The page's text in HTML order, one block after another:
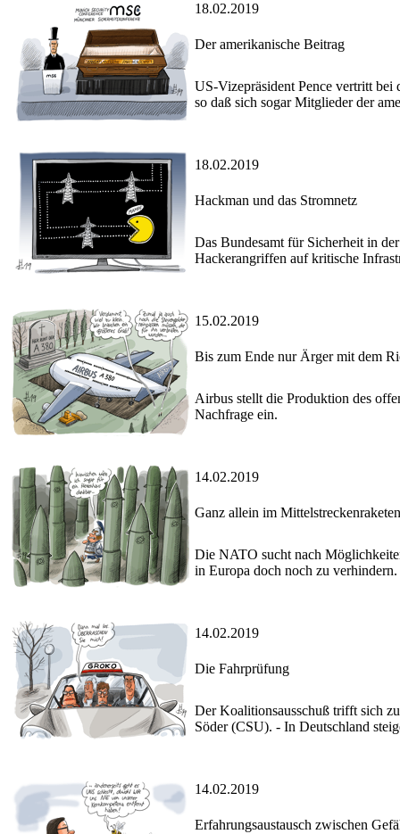
18.02.2019
Der amerikanische Beitrag
US-Vizepräsident Pence vertritt
so daß sich sogar Mitglieder der
18.02.2019
Hackman und das Stromnetz
Das Bundesamt für Sicherheit in
Hackerangriffen auf kritische
15.02.2019
Bis zum Ende nur Ärger mit dem
Airbus stellt die Produktion des
Nachfrage ein.
14.02.2019
Ganz allein im
Die NATO sucht nach
in Europa doch noch zu verhindern.
14.02.2019
Die Fahrprüfung
Der Koalitionsausschuß trifft sich
Söder (CSU). - In Deutschland
14.02.2019
Erfahrungsaustausch zwischen